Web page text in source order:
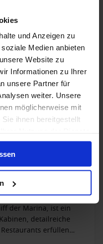
und Anzeigen zu
Medien anbieten
Website zu
Informationen zu Ihrer
unsere Partner für
weiter. Unsere
möglicherweise mit
ihnen bereitgestellt
mit Oceania
Kreuzfahrtexperten
Flug inkl.
Sagen Sie einfach
Flughafen aus Sie
suchen
raus.
der Marina, ist ein
detailreiche
erfüllen